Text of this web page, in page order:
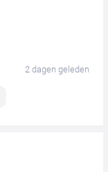
2 dagen geleden